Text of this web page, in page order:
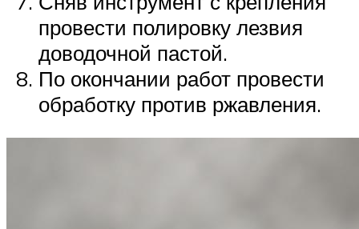
провести полировку лезвия
доводочной пастой.
По окончании работ провести
обработку против ржавления.